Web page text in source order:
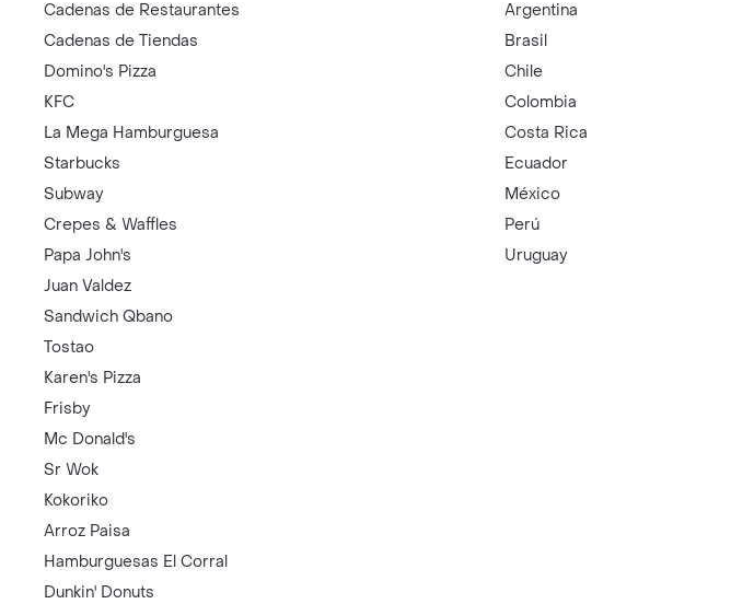
Cadenas de Restaurantes
Cadenas de Tiendas
Domino's Pizza
KFC
La Mega Hamburguesa
Starbucks
Subway
Crepes & Waffles
Papa John's
Juan Valdez
Sandwich Qbano
Tostao
Karen's Pizza
Frisby
Mc Donald's
Sr Wok
Kokoriko
Arroz Paisa
Hamburguesas El Corral
Dunkin' Donuts
Argentina
Brasil
Chile
Colombia
Costa Rica
Ecuador
México
Perú
Uruguay